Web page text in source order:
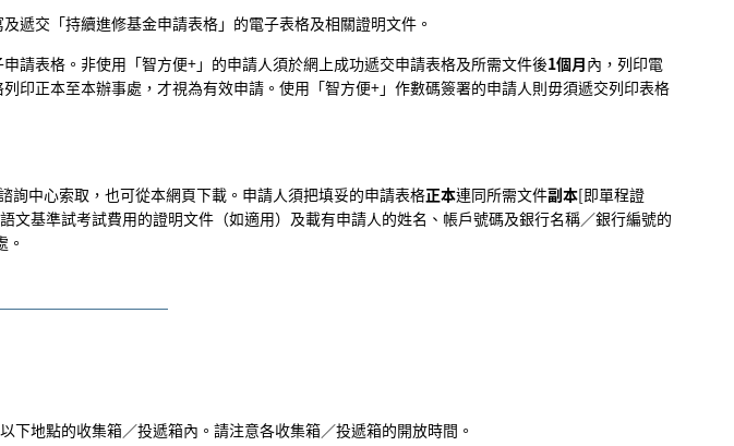
遞交「持續進修基金申請表格」的電子表格及相關證明文件。
請表格。非使用「智方便+」的申請人須於網上成功遞交申請表格及所需文件後1個月內，列印電
印正本至本辦事處，才視為有效申請。使用「智方便+」作數碼簽署的申請人則毋須遞交列印表格
詢中心索取，也可從本網頁下載。申請人須把填妥的申請表格正本連同所需文件副本[即單程證
文基準試考試費用的證明文件（如適用）及載有申請人的姓名、帳戶號碼及銀行名稱／銀行編號的
下地點的收集箱／投遞箱內。請注意各收集箱／投遞箱的開放時間。